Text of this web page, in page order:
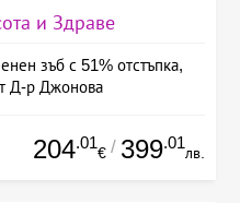
и Здраве
зъб с 51% отстъпка,
Д-р Джонова
204.01
€ / 399.01
лв.